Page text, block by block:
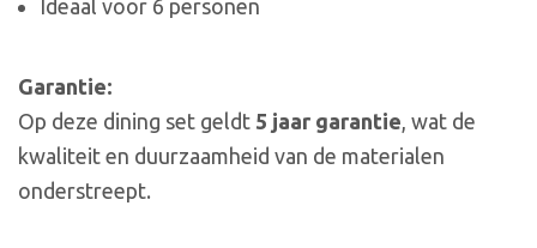
Ideaal voor 6 personen
Garantie:
Op deze dining set geldt 5 jaar garantie, wat de
kwaliteit en duurzaamheid van de materialen
onderstreept.